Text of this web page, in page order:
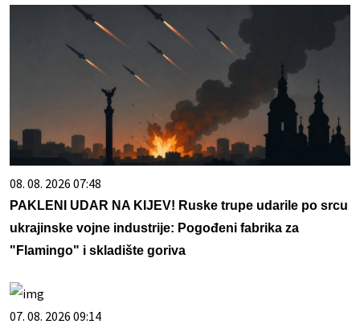
08. 08. 2026 07:48
PAKLENI UDAR NA KIJEV! Ruske trupe udarile po srcu
ukrajinske vojne industrije: Pogođeni fabrika za
"Flamingo" i skladište goriva
07. 08. 2026 09:14